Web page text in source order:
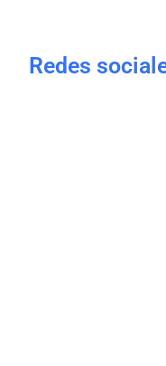
Redes